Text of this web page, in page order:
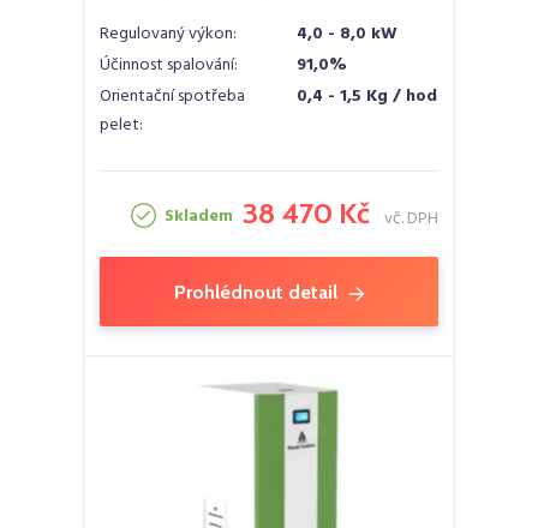
Regulovaný výkon:
4,0 - 8,0 kW
Účinnost spalování:
91,0%
Orientační spotřeba
pelet:
0,4 - 1,5 Kg / hod
Skladem 38 470 Kč vč. DPH
Prohlédnout detail